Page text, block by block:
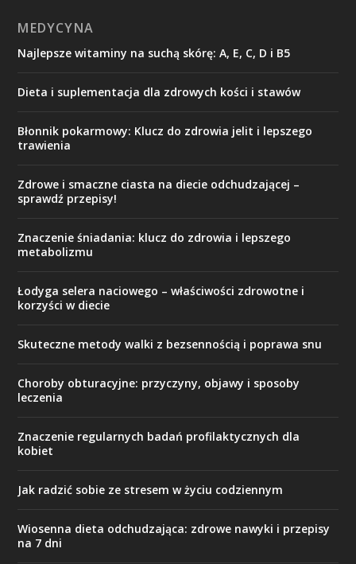
MEDYCYNA
Najlepsze witaminy na suchą skórę: A, E, C, D i B5
Dieta i suplementacja dla zdrowych kości i stawów
Błonnik pokarmowy: Klucz do zdrowia jelit i lepszego
trawienia
Zdrowe i smaczne ciasta na diecie odchudzającej –
sprawdź przepisy!
Znaczenie śniadania: klucz do zdrowia i lepszego
metabolizmu
Łodyga selera naciowego – właściwości zdrowotne i
korzyści w diecie
Skuteczne metody walki z bezsennością i poprawa snu
Choroby obturacyjne: przyczyny, objawy i sposoby
leczenia
Znaczenie regularnych badań profilaktycznych dla
kobiet
Jak radzić sobie ze stresem w życiu codziennym
Wiosenna dieta odchudzająca: zdrowe nawyki i przepisy
na 7 dni